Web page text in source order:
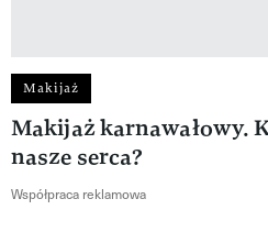
Makijaż
Makijaż karnawałowy.
nasze serca?
Współpraca reklamowa